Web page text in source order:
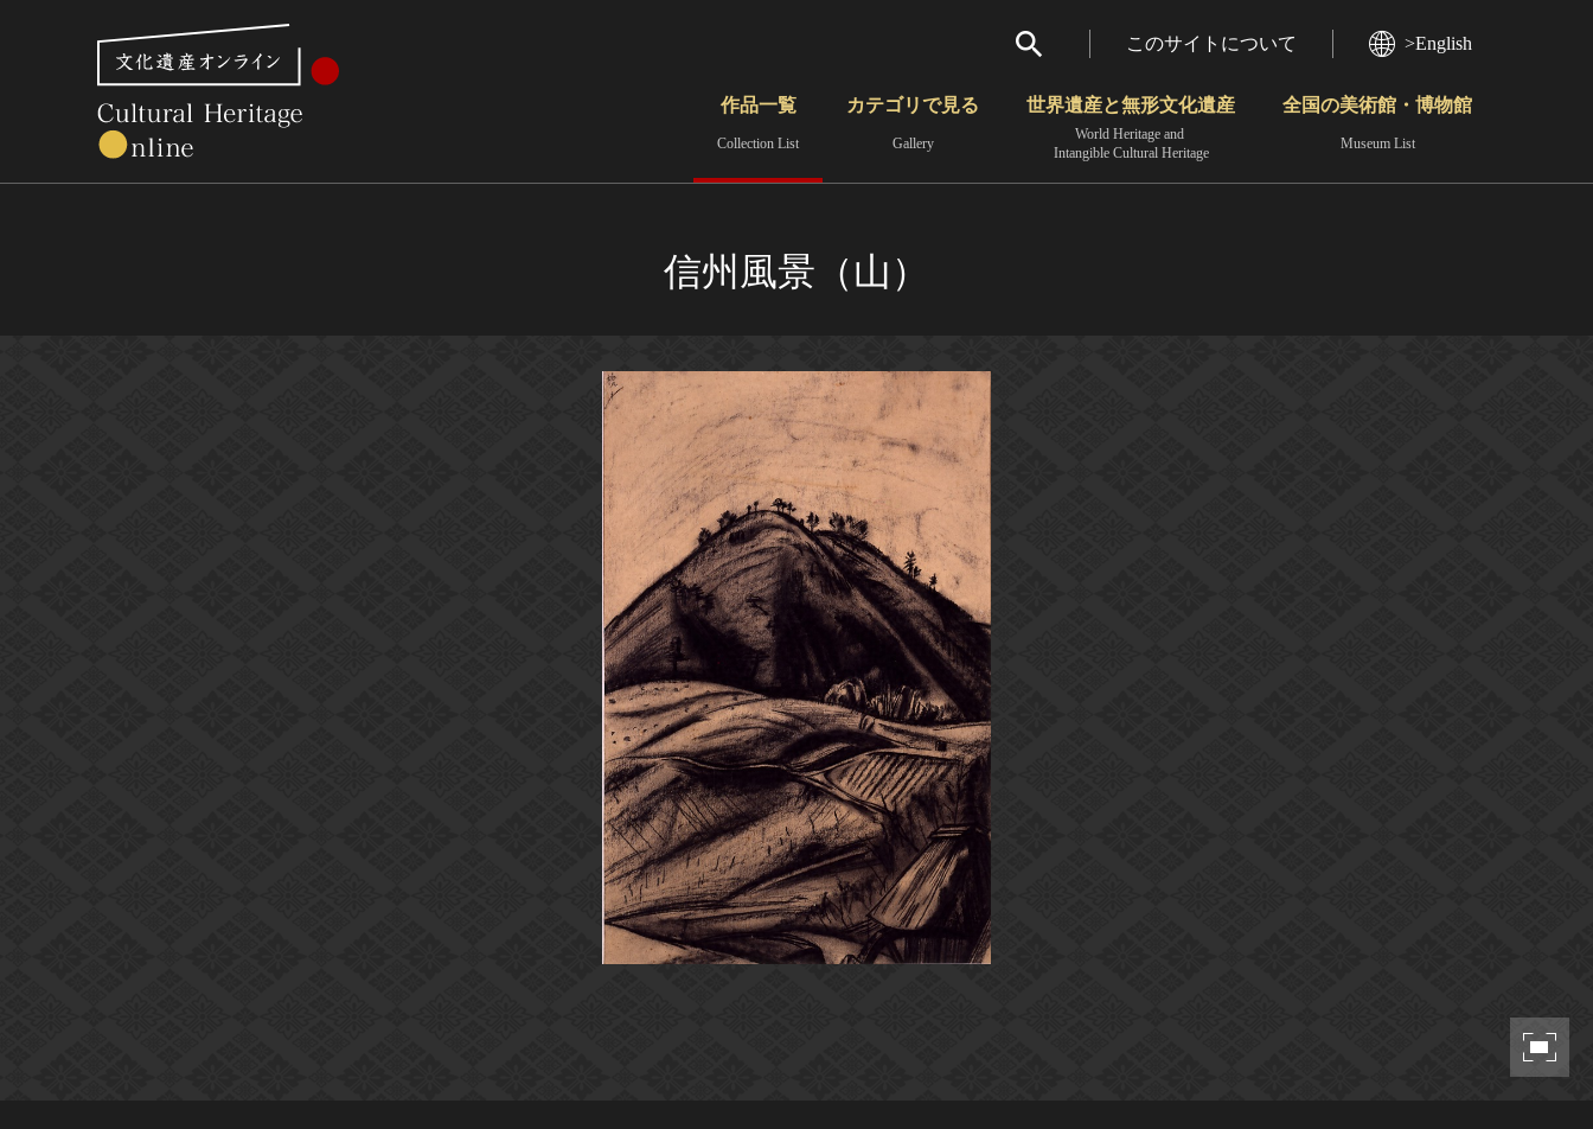
さらに詳細検索
このサイトについて >English
作品一覧
Collection List
カテゴリで見る
Gallery
世界遺産と無形文化遺産
World Heritage and
Intangible Cultural Heritage
全国の美術館・博物館
Museum List
信州風景（山）